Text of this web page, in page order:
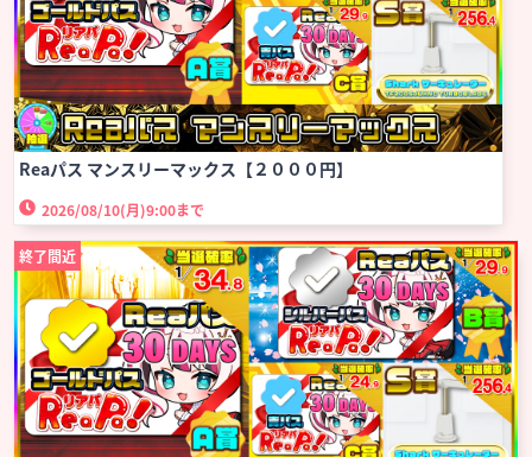
Reaパス マンスリーマックス【２０００円】
2026/08/10(月)9:00まで
終了間近